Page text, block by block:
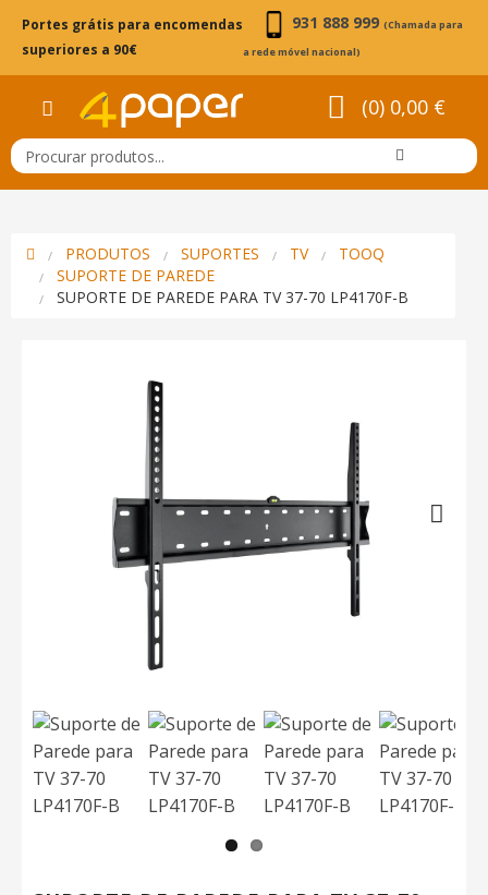
Portes grátis para encomendas
superiores a 90€
931 888 999 (Chamada para
a rede móvel nacional)
(0) 0,00 €
PRODUTOS SUPORTES TV
TOOQ
SUPORTE DE PAREDE
SUPORTE DE PAREDE PARA TV 37-70 LP4170F-B